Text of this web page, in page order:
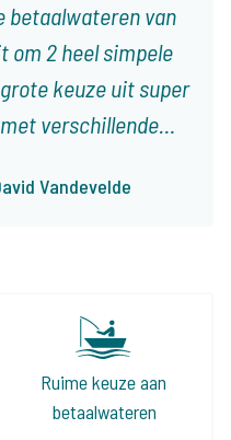
betaalwateren van
om 2 heel simpele
keuze uit super
verschillende
geschreven zijn!
Vandevelde
Ruime keuze aan
betaalwateren